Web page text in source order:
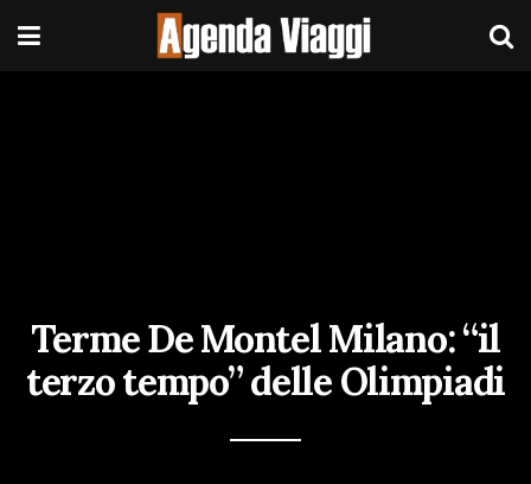
Terme De Montel Milano: “il
terzo tempo” delle Olimpiadi